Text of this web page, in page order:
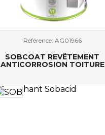
Référence: AG01966
SOBCOAT REVÊTEMENT
ANTICORROSION TOITURE